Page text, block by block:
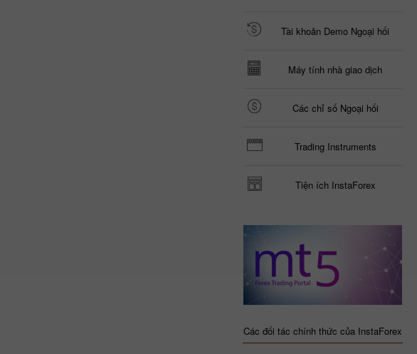
Tài khoản Demo Ngoại hối
Máy tính nhà giao dịch
Các chỉ số Ngoại hối
Trading Instruments
Tiện ích InstaForex
Các đối tác chính thức của InstaForex